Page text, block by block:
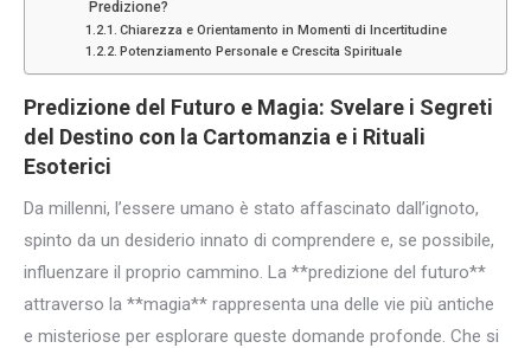
Predizione?
Chiarezza e Orientamento in Momenti di Incertitudine
Potenziamento Personale e Crescita Spirituale
Predizione del Futuro e Magia: Svelare i Segreti
del Destino con la Cartomanzia e i Rituali
Esoterici
Da millenni, l’essere umano è stato affascinato dall’ignoto,
spinto da un desiderio innato di comprendere e, se possibile,
influenzare il proprio cammino. La **predizione del futuro**
attraverso la **magia** rappresenta una delle vie più antiche
e misteriose per esplorare queste domande profonde. Che si